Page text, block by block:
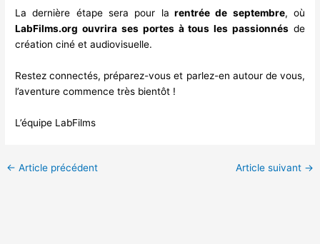
La dernière étape sera pour la rentrée de septembre, où
LabFilms.org ouvrira ses portes à tous les passionnés de
création ciné et audiovisuelle.
Restez connectés, préparez-vous et parlez-en autour de vous,
l’aventure commence très bientôt !
L’équipe LabFilms
← Article précédent Article suivant →